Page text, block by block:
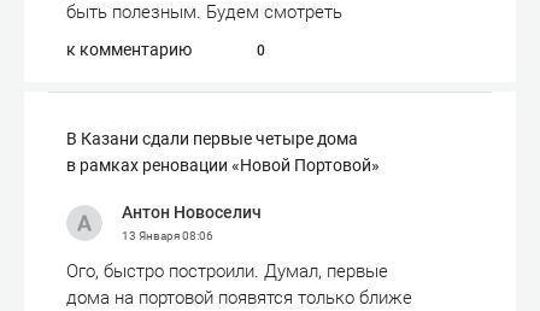
быть полезным. Будем смотреть
к комментарию 0
В Казани сдали первые четыре дома
в рамках реновации «Новой Портовой»
Антон Новоселич
13 Января08:06
Ого, быстро построили. Думал, первые
дома на портовой появятся только ближе